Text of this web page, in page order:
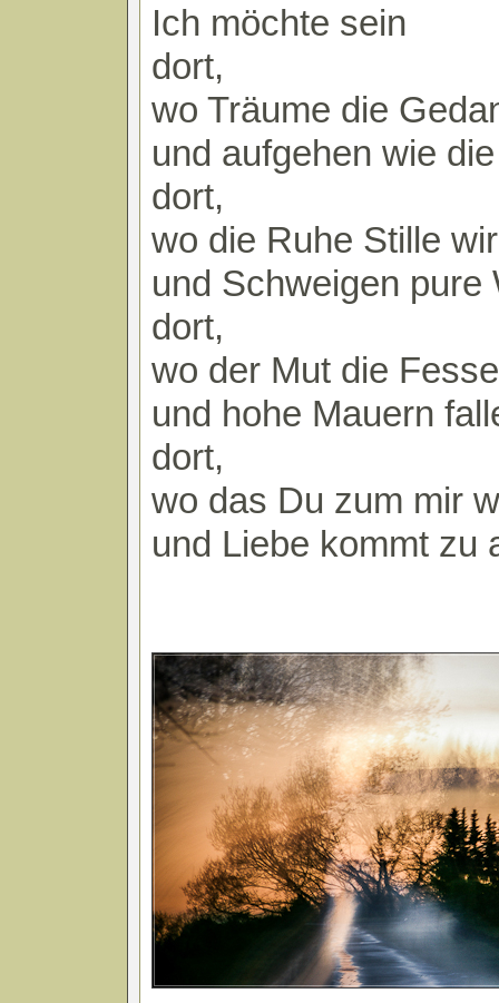
Ich möchte sein
dort,
wo Träume die
und aufgehen wie
dort,
wo die Ruhe Stille
und Schweigen pure
dort,
wo der Mut die
und hohe Mauern
dort,
wo das Du zum mir
und Liebe kommt zu